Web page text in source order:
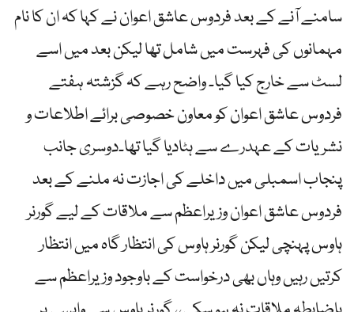
سامنے آنے کے بعد فردوس عاشق اعوان نے کہا کہ ان کا نام
مہمانوں کی فہرست میں شامل تھا لیکن بعد میں اسے
لسٹ سے خارج کیا گیا۔ واضح رہے کہ گزشتہ ہفتے
فردوس عاشق اعوان کو معاون خصوصی برائے اطلاعات و
نشریات کے عہدرے سے ہٹادیا گیا تھا۔دوسری جانب
پنجاب اسمبلی میں داخلے کی اجازت نہ ملنے کے بعد
فردوس عاشق اعوان وزیراعظم سے ملاقات کے لیے گورنر
ہاوس پہنچی لیکن گورنر ہاوس کی انتظار گاہ میں انتظار
کرتیں رہیں وہاں بھی درخواست کے باوجود وزیراعظم سے